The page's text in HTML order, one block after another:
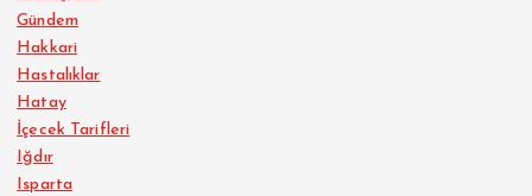
Gündem
Hakkari
Hastalıklar
Hatay
İçecek Tarifleri
Iğdır
Isparta